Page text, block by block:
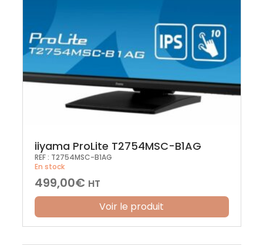
iiyama ProLite T2754MSC-B1AG
REF : T2754MSC-B1AG
En stock
499,00€ HT
Voir le produit